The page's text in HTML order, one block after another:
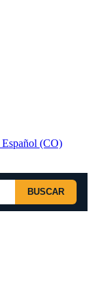
Español (CO)
BUSCAR